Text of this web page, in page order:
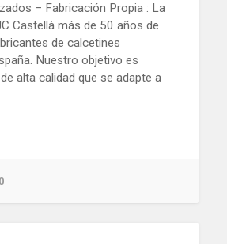
– Fabricación Propia : La
Castellà más de 50 años de
de calcetines
Nuestro objetivo es
alta calidad que se adapte a
0